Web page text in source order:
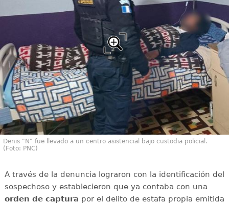
Denis "N" fue llevado a un centro asistencial bajo custodia policial.
(Foto: PNC)
A través de la denuncia lograron con la identificación del
sospechoso y establecieron que ya contaba con una
orden de captura por el delito de estafa propia emitida